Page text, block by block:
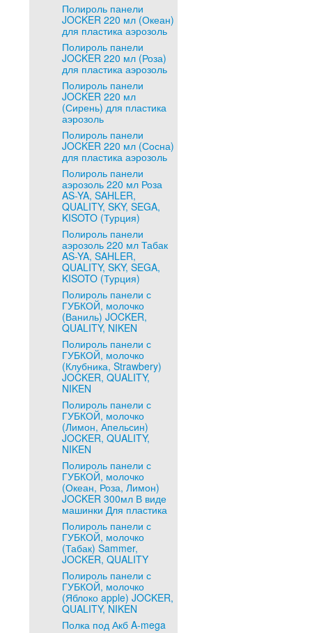
Полироль панели
JOCKER 220 мл (Океан)
для пластика аэрозоль
Полироль панели
JOCKER 220 мл (Роза)
для пластика аэрозоль
Полироль панели
JOCKER 220 мл
(Сирень) для пластика
аэрозоль
Полироль панели
JOCKER 220 мл (Сосна)
для пластика аэрозоль
Полироль панели
аэрозоль 220 мл Роза
AS-YA, SAHLER,
QUALITY, SKY, SEGA,
KISOTO (Турция)
Полироль панели
аэрозоль 220 мл Табак
AS-YA, SAHLER,
QUALITY, SKY, SEGA,
KISOTO (Турция)
Полироль панели с
ГУБКОЙ, молочко
(Ваниль) JOCKER,
QUALITY, NIKEN
Полироль панели с
ГУБКОЙ, молочко
(Клубника, Strawbery)
JOCKER, QUALITY,
NIKEN
Полироль панели с
ГУБКОЙ, молочко
(Лимон, Апельсин)
JOCKER, QUALITY,
NIKEN
Полироль панели с
ГУБКОЙ, молочко
(Океан, Роза, Лимон)
JOCKER 300мл В виде
машинки Для пластика
Полироль панели с
ГУБКОЙ, молочко
(Табак) Sammer,
JOCKER, QUALITY
Полироль панели с
ГУБКОЙ, молочко
(Яблоко apple) JOCKER,
QUALITY, NIKEN
Полка под Акб A-mega